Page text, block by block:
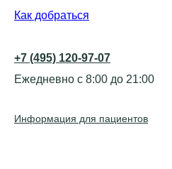
Как добраться
+7 (495) 120-97-07
Ежедневно с 8:00 до 21:00
Информация для пациентов